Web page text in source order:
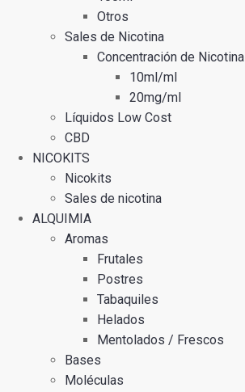
Otros
Sales de Nicotina
Concentración de Nicotina
10ml/ml
20mg/ml
Líquidos Low Cost
CBD
NICOKITS
Nicokits
Sales de nicotina
ALQUIMIA
Aromas
Frutales
Postres
Tabaquiles
Helados
Mentolados / Frescos
Bases
Moléculas